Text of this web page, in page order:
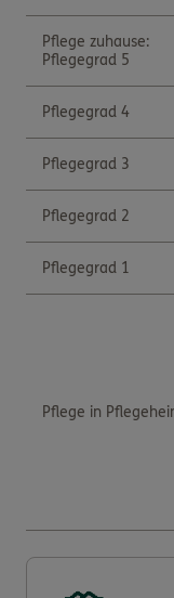
Pflege zuhause:
Pflegegrad 5
Pflegegrad 4
Pflegegrad 3
Pflegegrad 2
Pflegegrad 1
Pflege in